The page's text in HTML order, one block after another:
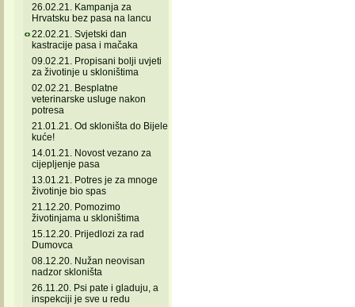
26.02.21. Kampanja za
Hrvatsku bez pasa na lancu
22.02.21. Svjetski dan
kastracije pasa i mačaka
09.02.21. Propisani bolji uvjeti
za životinje u skloništima
02.02.21. Besplatne
veterinarske usluge nakon
potresa
21.01.21. Od skloništa do Bijele
kuće!
14.01.21. Novost vezano za
cijepljenje pasa
13.01.21. Potres je za mnoge
životinje bio spas
21.12.20. Pomozimo
životinjama u skloništima
15.12.20. Prijedlozi za rad
Dumovca
08.12.20. Nužan neovisan
nadzor skloništa
26.11.20. Psi pate i gladuju, a
inspekciji je sve u redu